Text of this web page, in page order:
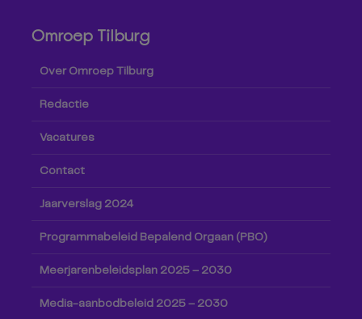
Omroep Tilburg
Over Omroep Tilburg
Redactie
Vacatures
Contact
Jaarverslag 2024
Programmabeleid Bepalend Orgaan (PBO)
Meerjarenbeleidsplan 2025 – 2030
Media-aanbodbeleid 2025 – 2030